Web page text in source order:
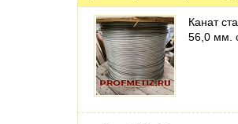
Канат
56,0 мм.